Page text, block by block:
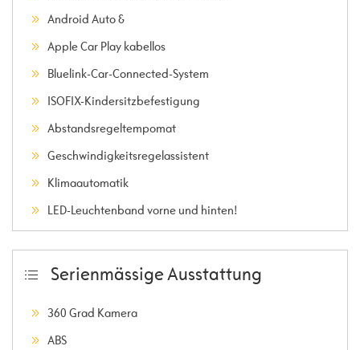
Android Auto &
Apple Car Play kabellos
Bluelink-Car-Connected-System
ISOFIX-Kindersitzbefestigung
Abstandsregeltempomat
Geschwindigkeitsregelassistent
Klimaautomatik
LED-Leuchtenband vorne und hinten!
Serienmässige Ausstattung
360 Grad Kamera
ABS